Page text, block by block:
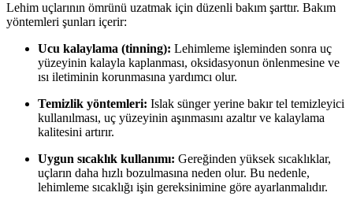
Lehim uçlarının ömrünü uzatmak için düzenli bakım şarttır. Bakım
yöntemleri şunları içerir:
Ucu kalaylama (tinning): Lehimleme işleminden sonra uç
yüzeyinin kalayla kaplanması, oksidasyonun önlenmesine ve
ısı iletiminin korunmasına yardımcı olur.
Temizlik yöntemleri: Islak sünger yerine bakır tel temizleyici
kullanılması, uç yüzeyinin aşınmasını azaltır ve kalaylama
kalitesini artırır.
Uygun sıcaklık kullanımı: Gereğinden yüksek sıcaklıklar,
uçların daha hızlı bozulmasına neden olur. Bu nedenle,
lehimleme sıcaklığı işin gereksinimine göre ayarlanmalıdır.